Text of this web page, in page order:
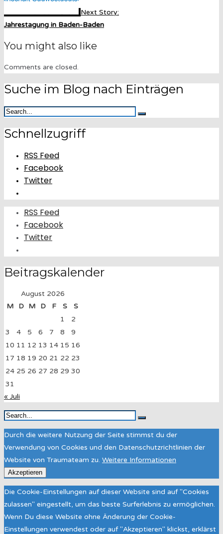
Next Story:
Jahrestagung in Baden-Baden
You might also like
Comments are closed.
Suche im Blog nach Einträgen
Schnellzugriff
RSS Feed
Facebook
Twitter
RSS Feed
Facebook
Twitter
Beitragskalender
August 2026
M
D M D F S
S
1
2
3
4 5 6 7 8
9
10 11 12 13 14 15 16
17 18 19 20 21 22 23
24 25 26 27 28 29 30
31
« Juli
Durch die weitere Nutzung der Seite stimmst du der
Verwendung von Cookies und den Datenschutzrichtlinien der
Website von Traumateam zu. Weitere Informationen
Akzeptieren
Die Cookie-Einstellungen auf dieser Website sind auf "Cookies
zulassen" eingestellt, um das beste Surferlebnis zu ermöglichen.
Wenn Du diese Website ohne Änderung der Cookie-
Einstellungen verwendest oder auf "Akzeptieren" klickst, erklärst